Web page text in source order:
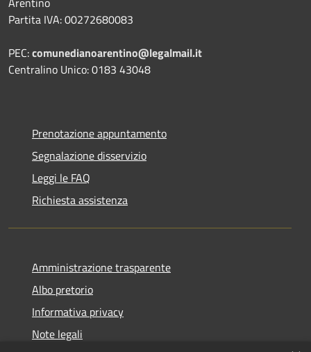
Partita IVA: 00272680083
PEC:comunedianoarentino@legalmail.it
Centralino Unico: 0183 43048
Prenotazione appuntamento
Segnalazione disservizio
Leggi le FAQ
Richiesta assistenza
Amministrazione trasparente
Albo pretorio
Informativa privacy
Note legali